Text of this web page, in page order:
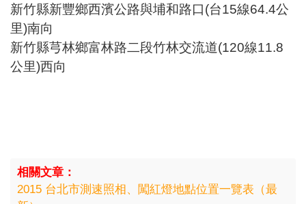
新竹縣新豐鄉西濱公路與埔和路口(台15線64.4公
里)南向
新竹縣芎林鄉富林路二段竹林交流道(120線11.8
公里)西向
相關文章：
2015 台北市測速照相、闖紅燈地點位置一覽表（最